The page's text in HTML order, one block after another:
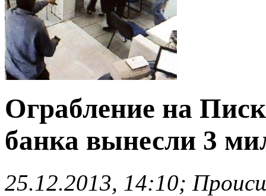
Ограбление на
банка вынесли 3
25.12.2013, 14:10;